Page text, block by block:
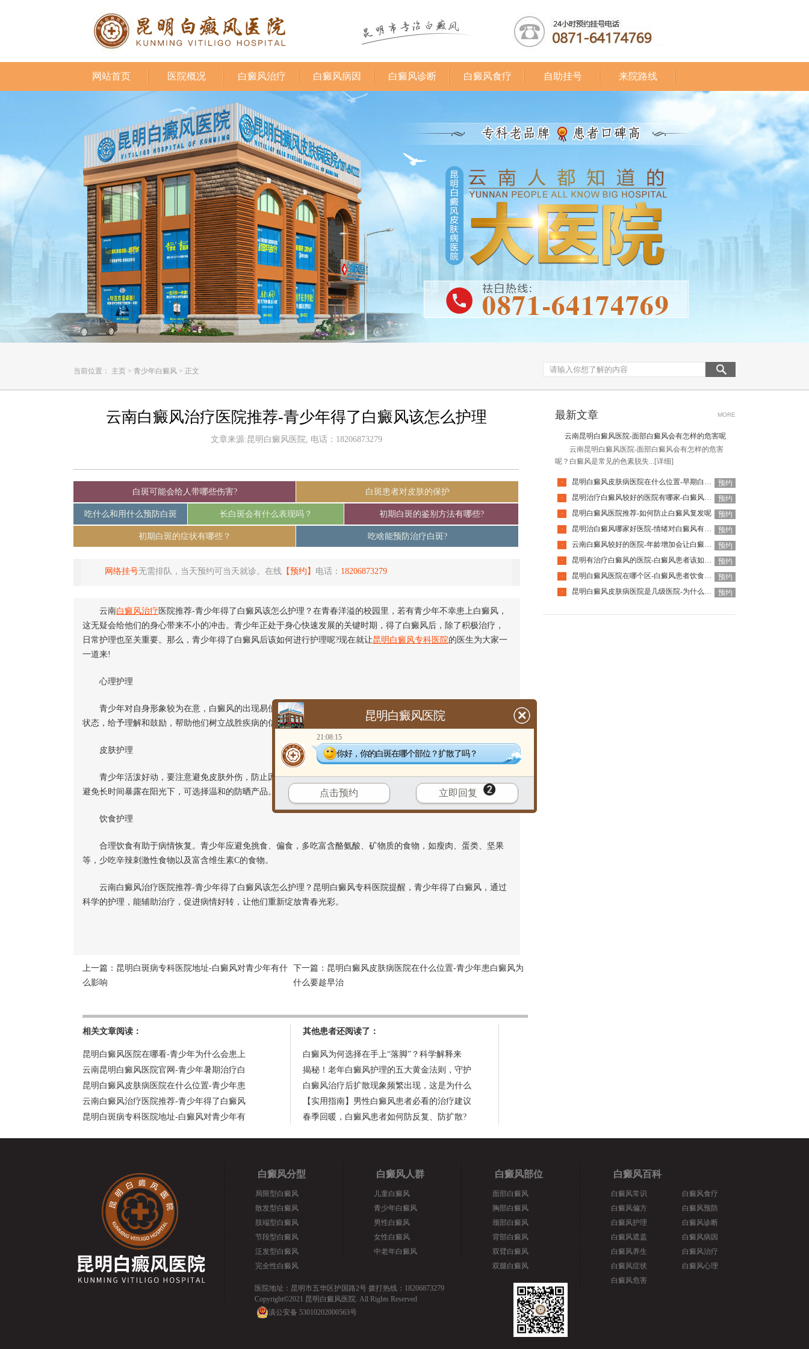
网站首页 医院概况 白癜风治疗 白癜风病因 白癜风诊断 白癜风食疗 自助挂号 来院路线
当前位置： 主页 > 青少年白癜风 > 正文
云南白癜风治疗医院推荐-青少年得了白癜风该怎么护理
文章来源:昆明白癜风医院, 电话：18206873279
白斑可能会给人带哪些伤害? 白斑患者对皮肤的保护
吃什么和用什么预防白斑 长白斑会有什么表现吗？ 初期白斑的鉴别方法有哪些?
初期白斑的症状有哪些？ 吃啥能预防治疗白斑?
网络挂号无需排队，当天预约可当天就诊。在线 【预约】 电话： 18206873279
云南白癜风治疗 医院推荐-青少年得了白癜风该怎么护理？在青春洋溢的校园里，若有青少年不幸患上白癜风，
这无疑会给他们的身心带来不小的冲击。青少年正处于身心快速发展的关键时期，得了白癜风后，除了积极治疗，
日常护理也至关重要。那么，青少年得了白癜风后该如何进行护理呢?现在就让昆明白癜风专科医院的医生为大家一
一道来!
心理护理
青少年对自身形象较为在意，白癜风的出现易使他们产生自卑、焦虑等情绪。家长和老师要多关注他们的心理
状态，给予理解和鼓励，帮助他们树立战胜疾病的信心，必要时可寻求心理医生的帮助。
皮肤护理
青少年活泼好动，要注意避免皮肤外伤，防止因摩擦、磕碰等导致白斑扩散。同时，要做好皮肤的防晒工作，
避免长时间暴露在阳光下，可选择温和的防晒产品。
饮食护理
合理饮食有助于病情恢复。青少年应避免挑食、偏食，多吃富含酪氨酸、矿物质的食物，如瘦肉、蛋类、坚果
等，少吃辛辣刺激性食物以及富含维生素C的食物。
云南白癜风治疗医院推荐-青少年得了白癜风该怎么护理？昆明白癜风专科医院提醒，青少年得了白癜风，通过
科学的护理，能辅助治疗，促进病情好转，让他们重新绽放青春光彩。
上一篇： 昆明白斑病专科医院地址-白癜风对青少年有什
么影响
下一篇： 昆明白癜风皮肤病医院在什么位置-青少年患白癜风为
什么要趁早治
相关文章阅读：
昆明白癜风医院在哪看-青少年为什么会患上
云南昆明白癜风医院官网-青少年暑期治疗白
昆明白癜风皮肤病医院在什么位置-青少年患
云南白癜风治疗医院推荐-青少年得了白癜风
昆明白斑病专科医院地址-白癜风对青少年有
其他患者还阅读了：
白癜风为何选择在手上“落脚”？科学解释来
揭秘！老年白癜风护理的五大黄金法则，守护
白癜风治疗后扩散现象频繁出现，这是为什么
【实用指南】男性白癜风患者必看的治疗建议
春季回暖，白癜风患者如何防反复、防扩散?
最新文章 MORE
云南昆明白癜风医院-面部白癜风会有怎样的危害呢
云南昆明白癜风医院-面部白癜风会有怎样的危害
呢？白癜风是常见的色素脱失... [详细]
· 昆明白癜风皮肤病医院在什么位置-早期白癜风有什么表现
预约
·
昆明治疗白癜风较好的医院有哪家-白癜风治疗需要谨记什么呢
预约
·
昆明白癜风医院推荐-如何防止白癜风复发呢
预约
·
昆明治白癜风哪家好医院-情绪对白癜风有什么影响
预约
·
云南白癜风较好的医院-年龄增加会让白癜风自己好转吗
预约
·
昆明有治疗白癜风的医院-白癜风患者该如何挑选护肤品呢
预约
·
昆明白癜风医院在哪个区-白癜风患者饮食该怎么选择
预约
·
昆明白癜风皮肤病医院是几级医院-为什么白癜风要尽早治疗 预约
白癜风分型
局限型白癜风
散发型白癜风
肢端型白癜风
节段型白癜风
泛发型白癜风
完全性白癜风
白癜风人群
儿童白癜风
青少年白癜风
男性白癜风
女性白癜风
中老年白癜风
白癜风部位
面部白癜风
胸部白癜风
颈部白癜风
背部白癜风
双臂白癜风
双腿白癜风
白癜风百科
白癜风常识
白癜风偏方
白癜风护理
白癜风遮盖
白癜风养生
白癜风症状
白癜风危害
白癜风食疗
白癜风预防
白癜风诊断
白癜风病因
白癜风治疗
白癜风心理
医院地址：昆明市五华区护国路2号 拨打热线：18206873279
Copyright©2021 昆明白癜风医院. All Rights Reserved
滇公安备 53010202000563号
昆明白癜风医院
21:08:15
你好，你的白斑在哪个部位？扩散了吗？
点击预约 立即回复